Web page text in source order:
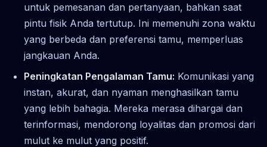
untuk pemesanan dan pertanyaan, bahkan saat
pintu fisik Anda tertutup. Ini memenuhi zona waktu
yang berbeda dan preferensi tamu, memperluas
jangkauan Anda.
Peningkatan Pengalaman Tamu: Komunikasi yang
instan, akurat, dan nyaman menghasilkan tamu
yang lebih bahagia. Mereka merasa dihargai dan
terinformasi, mendorong loyalitas dan promosi dari
mulut ke mulut yang positif.